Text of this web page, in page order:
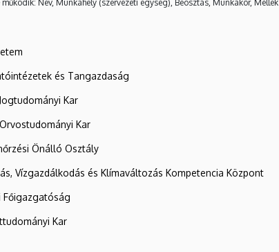
Név, Munkahely (szervezeti egység), Beosztás, Munkakör, Mellék
és Tangazdaság
Kar
Kar
Önálló Osztály
Vízgazdálkodás és Klímaváltozás Kompetencia Központ
Főigazgatóság
Kar